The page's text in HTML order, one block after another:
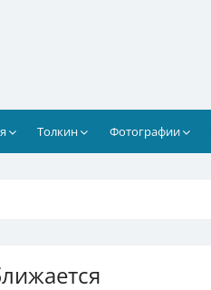
Толкин Фотографии